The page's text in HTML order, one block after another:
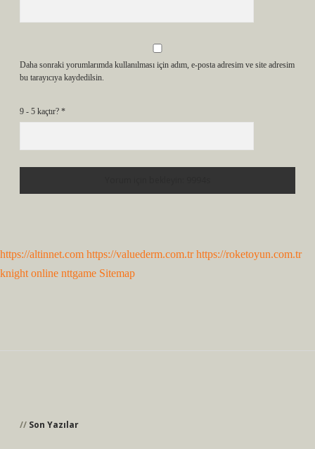
Daha sonraki yorumlarımda kullanılması için adım, e-posta adresim ve site adresim
bu tarayıcıya kaydedilsin.
9 - 5 kaçtır? *
https://altinnet.com https://valuederm.com.tr https://roketoyun.com.tr
knight online nttgame Sitemap
Son Yazılar